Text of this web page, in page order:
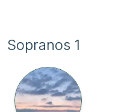
Sopranos 1